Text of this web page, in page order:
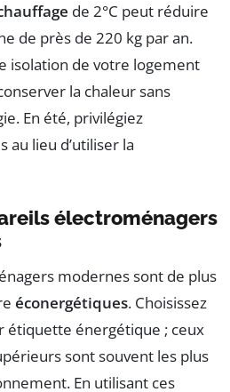
de 2°C peut réduire
de près de 220 kg par an.
isolation de votre logement
la chaleur sans
En été, privilégiez
au lieu d’utiliser la
électroménagers
modernes sont de plus
éconergétiques. Choisissez
étiquette énergétique ; ceux
sont souvent les plus
En utilisant ces